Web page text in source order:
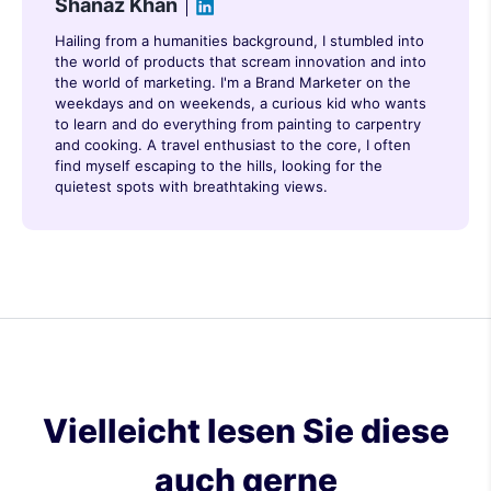
Hailing from a humanities background, I stumbled into
the world of products that scream innovation and into
the world of marketing. I'm a Brand Marketer on the
weekdays and on weekends, a curious kid who wants
to learn and do everything from painting to carpentry
and cooking. A travel enthusiast to the core, I often
find myself escaping to the hills, looking for the
quietest spots with breathtaking views.
Vielleicht lesen Sie diese
auch gerne